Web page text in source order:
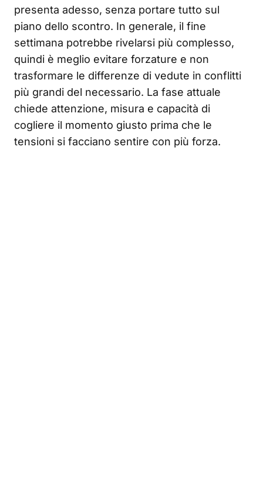
presenta adesso, senza portare tutto sul
piano dello scontro. In generale, il fine
settimana potrebbe rivelarsi più complesso,
quindi è meglio evitare forzature e non
trasformare le differenze di vedute in conflitti
più grandi del necessario. La fase attuale
chiede attenzione, misura e capacità di
cogliere il momento giusto prima che le
tensioni si facciano sentire con più forza.